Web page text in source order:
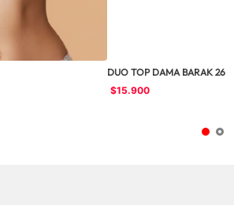
DUO TOP DAMA BARAK 26
$15.900